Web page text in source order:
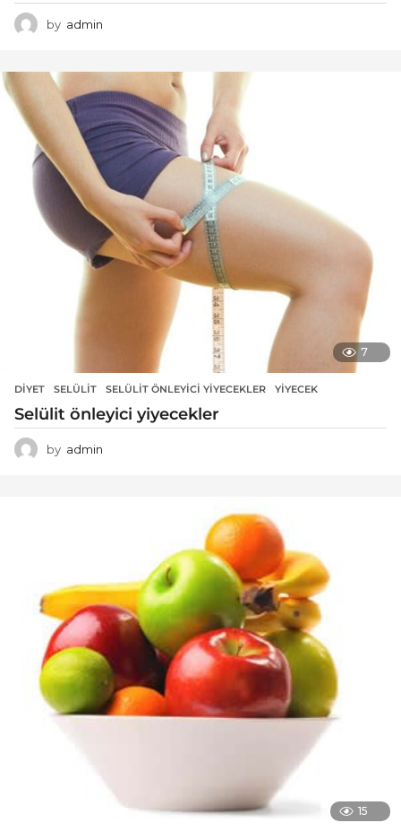
by admin
7
DIYET SELÜLIT ,SELÜLIT ÖNLEYICI YIYECEKLER ,YIYECEK
Selülit önleyici yiyecekler
by admin
15